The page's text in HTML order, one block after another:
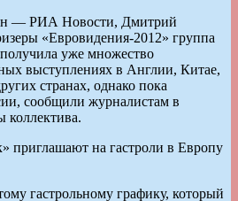
РИА Новости, Дмитрий
«Евровидения-2012» группа
уже множество
выступлениях в Англии, Китае,
странах, однако пока
сообщили журналистам в
коллектива.
гастрольному графику, который